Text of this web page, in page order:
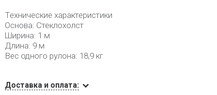
Технические характеристики
Основа: Стеклохолст
Ширина: 1 м
Длина: 9 м
Вес одного рулона: 18,9 кг
Доставка и оплата: